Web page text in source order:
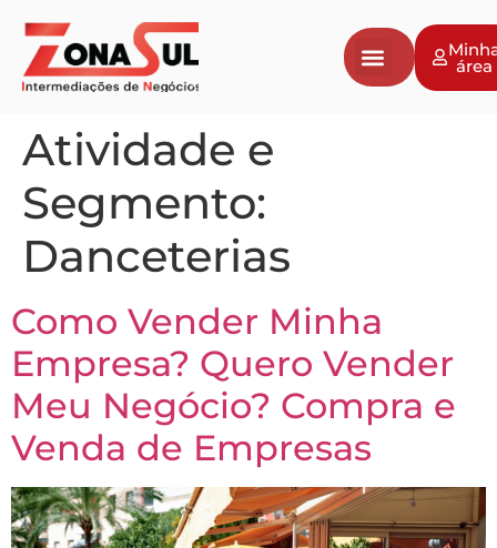
área
Atividade e
Segmento:
Danceterias
Como Vender Minha
Empresa? Quero Vender
Meu Negócio? Compra e
Venda de Empresas